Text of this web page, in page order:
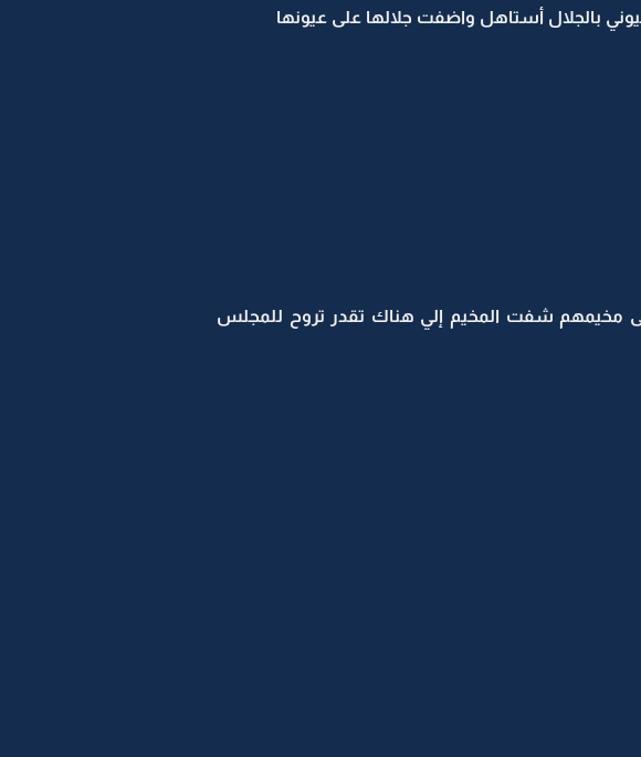
بالجلال أستاهل واضفت جلالها على عيونها
شفت المخيم إلي هناك تقدر تروح للمجلس